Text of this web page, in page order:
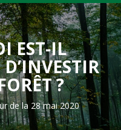
EST-IL
?
de la 28 mai 2020